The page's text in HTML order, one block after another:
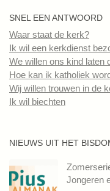
SNEL EEN ANTWOORD
Waar staat de kerk?
Ik wil een kerkdienst
We willen ons kind laten
Hoe kan ik katholiek
Wij willen trouwen in de
Ik wil biechten
NIEUWS UIT HET
Jongeren